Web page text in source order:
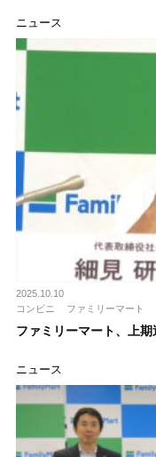
ニュース
2025.10.10
コンビニ
ファミリーマート
ファミリーマート、上
ニュース